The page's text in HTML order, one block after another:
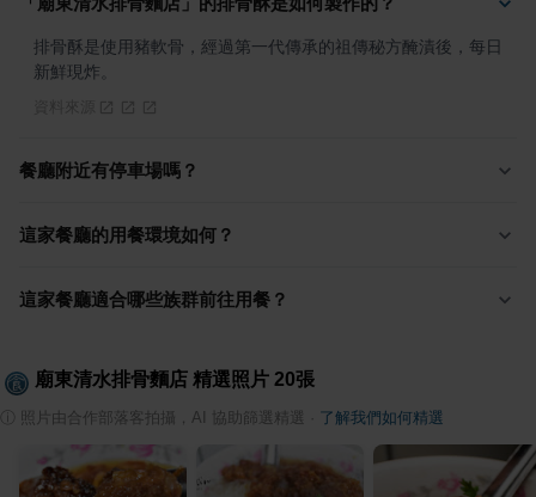
排骨酥是使用豬軟骨，經過第一代傳承的祖傳秘方醃漬後，每日
新鮮現炸。
餐廳附近有停車場嗎？
這家餐廳的用餐環境如何？
這家餐廳適合哪些族群前往用餐？
廟東清水排骨麵店 精選照片 20張
照片由合作部落客拍攝，AI 協助篩選精選 了解我們如何精選